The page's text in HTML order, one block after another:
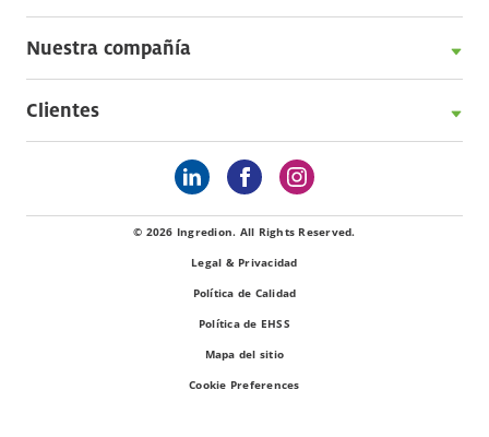
Nuestra compañía
Clientes
© 2026 Ingredion. All Rights Reserved.
Legal & Privacidad
Política de Calidad
Política de EHSS
Mapa del sitio
Cookie Preferences